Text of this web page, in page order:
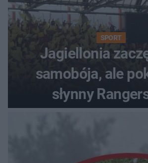
SPORT
Jagiellonia
samobója, ale
słynny